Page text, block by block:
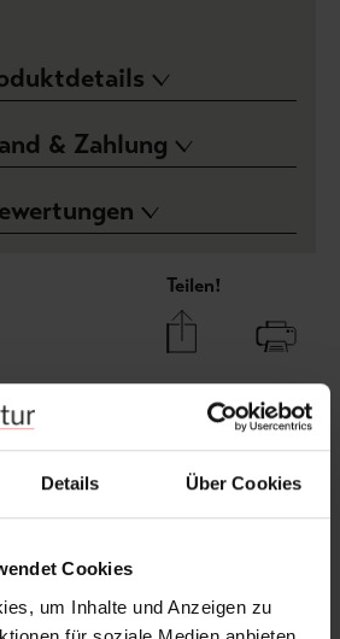
Details Über Cookies
Cookies
um Inhalte und Anzeigen zu
& Zahlung
Teilen!
Produkt?